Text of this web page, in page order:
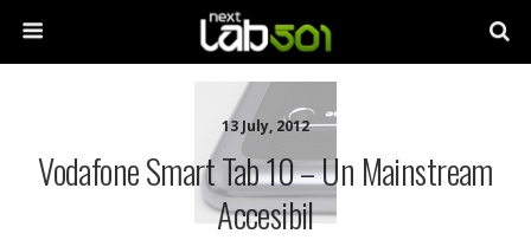
13 July, 2012
Vodafone Smart Tab 10 – Un Mainstream
Accesibil